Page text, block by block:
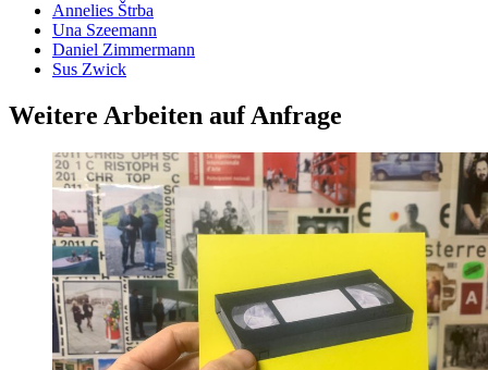
Annelies Štrba
Una Szeemann
Daniel Zimmermann
Sus Zwick
Weitere Arbeiten auf Anfrage